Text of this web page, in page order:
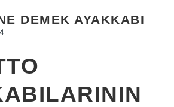
DEMEK AYAKKABI